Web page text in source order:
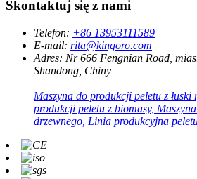
Skontaktuj się z nami
Telefon: +86 13953111589
E-mail: rita@kingoro.com
Adres: Nr 666 Fengnian Road,
Shandong, Chiny
Maszyna do produkcji peletu z łuski
produkcji peletu z biomasy,
drzewnego, Linia produkcyjna